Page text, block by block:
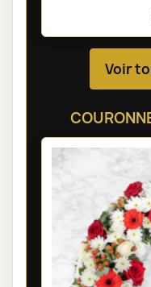
Voir